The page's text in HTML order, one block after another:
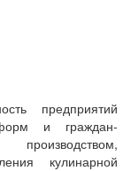
предприятий
форм и граждан-
кулинарной